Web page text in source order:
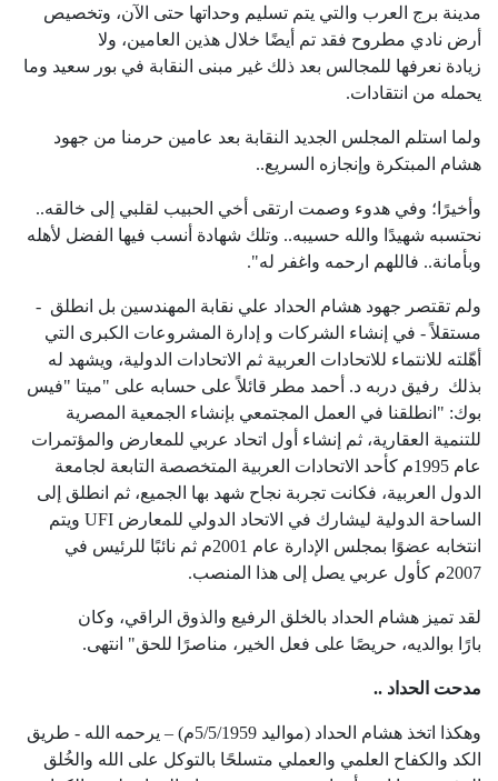
مدينة برج العرب والتي يتم تسليم وحداتها حتى الآن، وتخصيص
أرض نادي مطروح فقد تم أيضًا خلال هذين العامين، ولا
زيادة نعرفها للمجالس بعد ذلك غير مبنى النقابة في بور سعيد وما
يحمله من انتقادات.
ولما استلم المجلس الجديد النقابة بعد عامين حرمنا من جهود
هشام المبتكرة وإنجازه السريع..
وأخيرًا؛ وفي هدوء وصمت ارتقى أخي الحبيب لقلبي إلى خالقه..
نحتسبه شهيدًا والله حسيبه.. وتلك شهادة أنسب فيها الفضل لأهله
وبأمانة.. فاللهم ارحمه واغفر له".
ولم تقتصر جهود هشام الحداد علي نقابة المهندسين بل انطلق -
مستقلاً - في إنشاء الشركات و إدارة المشروعات الكبرى التي
أهّلته للانتماء للاتحادات العربية ثم الاتحادات الدولية، ويشهد له
بذلك رفيق دربه د. أحمد مطر قائلاً على حسابه على "ميتا "فيس
بوك: "انطلقنا في العمل المجتمعي بإنشاء الجمعية المصرية
للتنمية العقارية، ثم إنشاء أول اتحاد عربي للمعارض والمؤتمرات
عام 1995م كأحد الاتحادات العربية المتخصصة التابعة لجامعة
الدول العربية، فكانت تجربة نجاح شهد بها الجميع، ثم انطلق إلى
الساحة الدولية ليشارك في الاتحاد الدولي للمعارض UFI ويتم
انتخابه عضوًا بمجلس الإدارة عام 2001م ثم نائبًا للرئيس في
2007م كأول عربي يصل إلى هذا المنصب.
لقد تميز هشام الحداد بالخلق الرفيع والذوق الراقي، وكان
بارًا بوالديه، حريصًا على فعل الخير، مناصرًا للحق" انتهى.
مدحت الحداد ..
وهكذا اتخذ هشام الحداد (مواليد 5/5/1959م) – يرحمه الله - طريق
الكد والكفاح العلمي والعملي متسلحًا بالتوكل على الله والخُلق